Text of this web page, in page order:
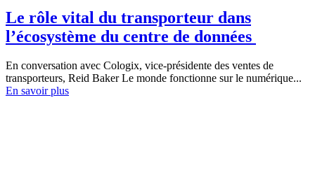
Le rôle vital du transporteur dans
l’écosystème du centre de données
En conversation avec Cologix, vice-présidente des ventes de
transporteurs, Reid Baker Le monde fonctionne sur le numérique...
En savoir plus